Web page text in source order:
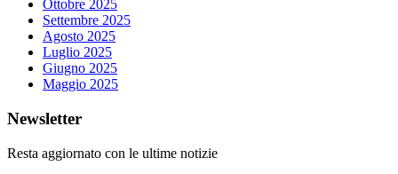
Ottobre 2025
Settembre 2025
Agosto 2025
Luglio 2025
Giugno 2025
Maggio 2025
Newsletter
Resta aggiornato con le ultime notizie